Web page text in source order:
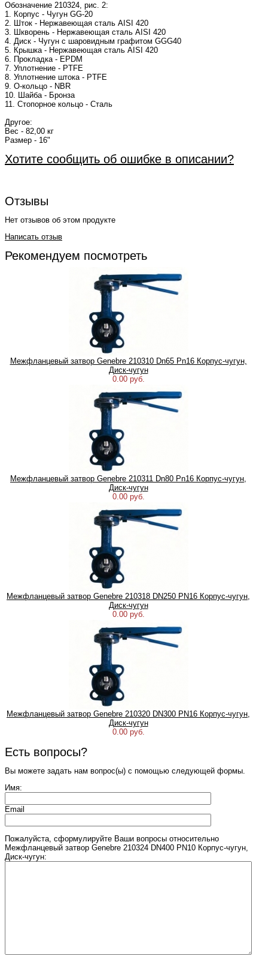
Обозначение 210324, рис. 2:
1. Корпус - Чугун GG-20
2. Шток - Нержавеющая сталь AISI 420
3. Шкворень - Нержавеющая сталь AISI 420
4. Диск - Чугун с шаровидным графитом GGG40
5. Крышка - Нержавеющая сталь AISI 420
6. Прокладка - EPDM
7. Уплотнение - PTFE
8. Уплотнение штока - PTFE
9. О-кольцо - NBR
10. Шайба - Бронза
11. Стопорное кольцо - Сталь
Другое:
Вес - 82,00 кг
Размер - 16"
Хотите сообщить об ошибке в описании?
Отзывы
Нет отзывов об этом продукте
Написать отзыв
Рекомендуем посмотреть
Межфланцевый затвор Genebre 210310 Dn65 Pn16 Корпус-чугун,
Диск-чугун
0.00 руб.
Межфланцевый затвор Genebre 210311 Dn80 Pn16 Корпус-чугун,
Диск-чугун
0.00 руб.
Межфланцевый затвор Genebre 210318 DN250 PN16 Корпус-чугун,
Диск-чугун
0.00 руб.
Межфланцевый затвор Genebre 210320 DN300 PN16 Корпус-чугун,
Диск-чугун
0.00 руб.
Есть вопросы?
Вы можете задать нам вопрос(ы) с помощью следующей формы.
Имя:
Email
Пожалуйста, сформулируйте Ваши вопросы относительно
Межфланцевый затвор Genebre 210324 DN400 PN10 Корпус-чугун,
Диск-чугун: